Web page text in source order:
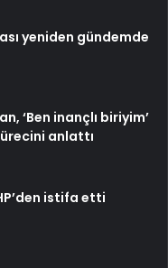
yeniden gündemde
‘Ben inançlı biriyim’
anlattı
istifa etti